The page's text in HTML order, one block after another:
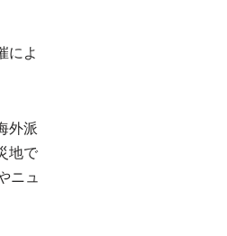
によ
外派
地で
ニュ